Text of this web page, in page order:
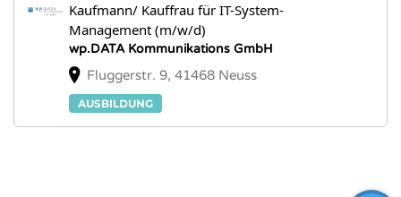
Kaufmann/ Kauffrau für IT-System-
Management (m/w/d)
wp.DATA Kommunikations GmbH
Fluggerstr. 9, 41468 Neuss
AUSBILDUNG